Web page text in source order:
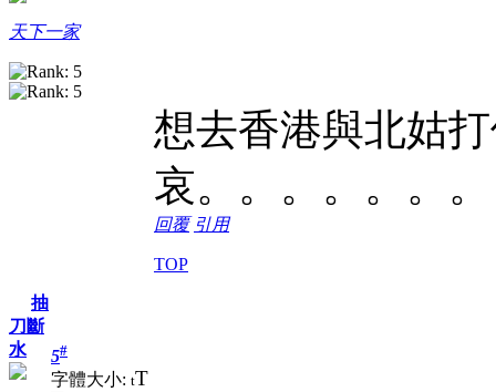
天下一家
想去香港與北姑
哀。。。。。。。
回覆 引用
TOP
抽
刀斷
水
5#
字體大小: tT